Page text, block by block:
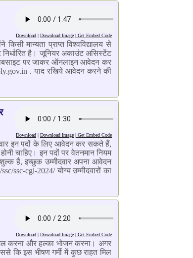
Download | Download Image | Get Embed Code
किसी मान्यता प्राप्त विश्वविद्यालय से
है। जूनियर अकाउंट असिस्टेंट
वेबसाइट पर जाकर ऑनलाइन आवेदन कर
. याद रखिये आवेदन करने की
Download | Download Image | Get Embed Code
इन पदों के लिए आवेदन कर सकते हैं,
चाहिए। इन पदों पर वेतनमान नियम
है, इच्छुक उम्मीदवार अपना आवेदन
cgl-2024/ योग्य उम्मीदवारों का
Download | Download Image | Get Embed Code
करना और हल्का भोजन करना। अगर
कि इस भीषण गर्मी में कुछ राहत मिल